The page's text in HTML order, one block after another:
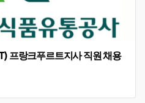
프랑크푸르트지사 직원 채용